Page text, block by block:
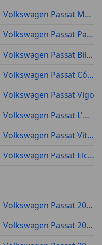
Volkswagen Passat Málaga
Volkswagen Passat Palma
Volkswagen Passat Bilbao
Volkswagen Passat Córdoba
Volkswagen Passat Vigo
Volkswagen Passat L'Hospitalet de Llobregat
Volkswagen Passat Vitoria-Gasteiz
Volkswagen Passat Elche
Volkswagen Passat 2021
Volkswagen Passat 2017